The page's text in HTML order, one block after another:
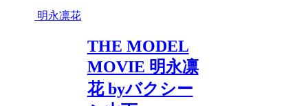
明永凛花
THE MODEL
MOVIE 明永凛
花 byバクシー